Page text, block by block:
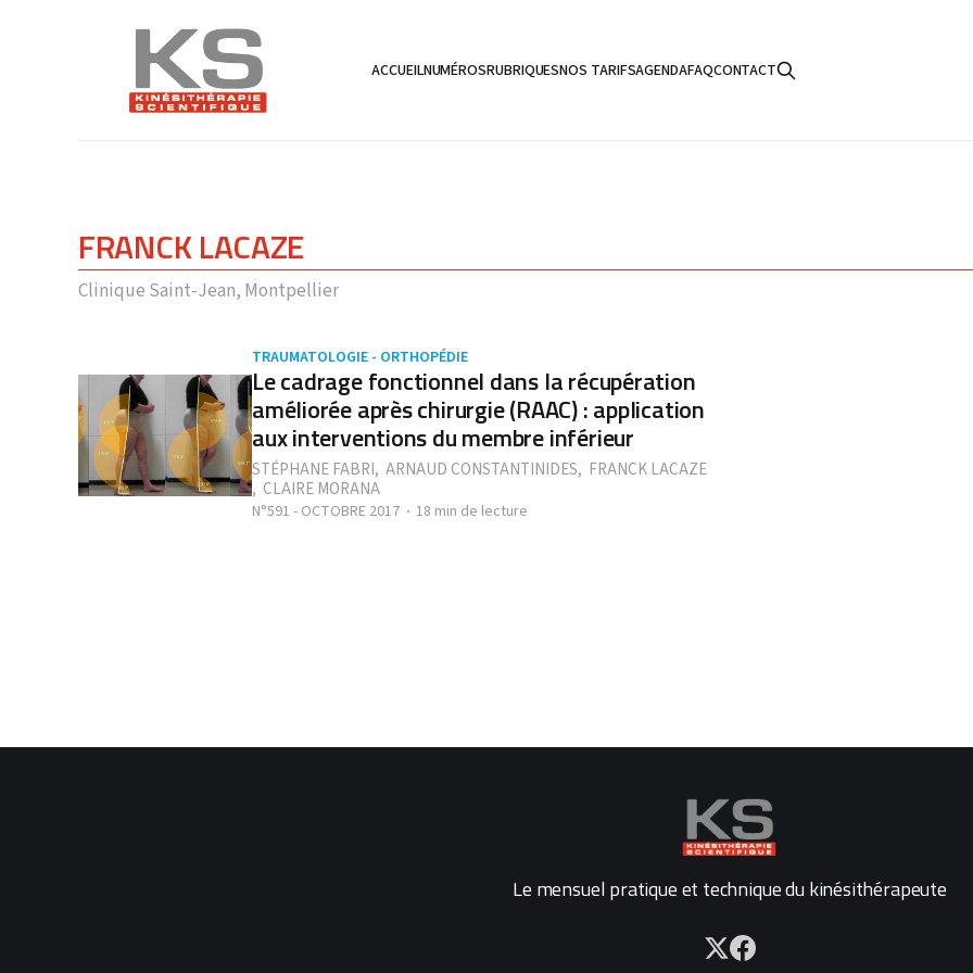
ACCUEILNUMÉROSRUBRIQUESNOS TARIFSAGENDAFAQCONTACT
FRANCK LACAZE
Clinique Saint-Jean, Montpellier
TRAUMATOLOGIE - ORTHOPÉDIE
Le cadrage fonctionnel dans la récupération
améliorée après chirurgie (RAAC) : application
aux interventions du membre inférieur
STÉPHANE FABRI, ARNAUD CONSTANTINIDES, FRANCK LACAZE
, CLAIRE MORANA
N°591 - OCTOBRE 2017 18 min de lecture
Le mensuel pratique et technique du kinésithérapeute